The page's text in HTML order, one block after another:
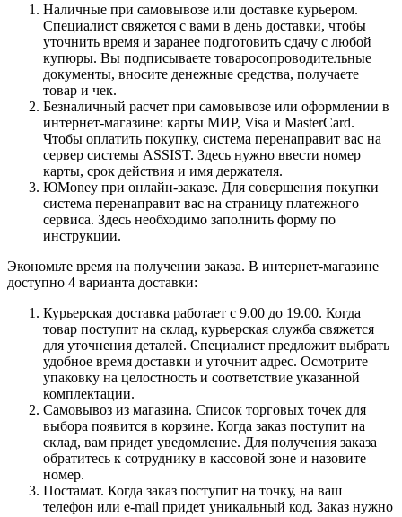
Наличные при самовывозе или доставке курьером.
Специалист свяжется с вами в день доставки, чтобы
уточнить время и заранее подготовить сдачу с любой
купюры. Вы подписываете товаросопроводительные
документы, вносите денежные средства, получаете
товар и чек.
Безналичный расчет при самовывозе или оформлении в
интернет-магазине: карты МИР, Visa и MasterCard.
Чтобы оплатить покупку, система перенаправит вас на
сервер системы ASSIST. Здесь нужно ввести номер
карты, срок действия и имя держателя.
ЮMoney при онлайн-заказе. Для совершения покупки
система перенаправит вас на страницу платежного
сервиса. Здесь необходимо заполнить форму по
инструкции.
Экономьте время на получении заказа. В интернет-магазине
доступно 4 варианта доставки:
Курьерская доставка работает с 9.00 до 19.00. Когда
товар поступит на склад, курьерская служба свяжется
для уточнения деталей. Специалист предложит выбрать
удобное время доставки и уточнит адрес. Осмотрите
упаковку на целостность и соответствие указанной
комплектации.
Самовывоз из магазина. Список торговых точек для
выбора появится в корзине. Когда заказ поступит на
склад, вам придет уведомление. Для получения заказа
обратитесь к сотруднику в кассовой зоне и назовите
номер.
Постамат. Когда заказ поступит на точку, на ваш
телефон или e-mail придет уникальный код. Заказ нужно